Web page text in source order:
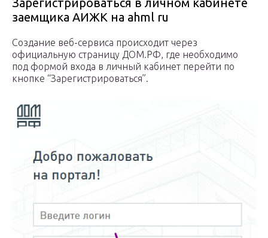
Зарегистрироваться в личном кабинете
заемщика АИЖК на ahml ru
Создание веб-сервиса происходит через
официальную страницу ДОМ.РФ, где необходимо
под формой входа в личный кабинет перейти по
кнопке “Зарегистрироваться”.